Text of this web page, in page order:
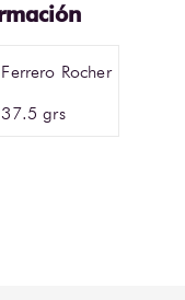
Ferrero Rocher
37.5 grs